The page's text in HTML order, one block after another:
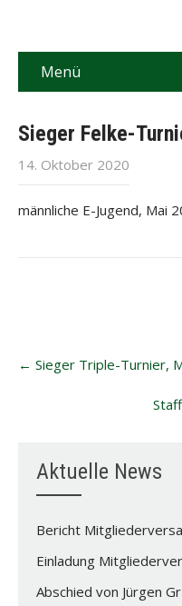
Menü
Sieger Felke-
14. Oktober 2020
männliche E-Jugend, Mai
navigation
← Sieger Triple-Turnier,
Aktuelle News
Bericht
Einladung
Abschied von Jürgen